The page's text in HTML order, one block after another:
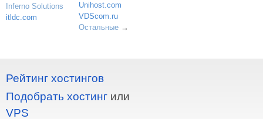
Inferno Solutions
itldc.com
Unihost.com
VDScom.ru
Остальные→
Рейтинг хостингов
Подобрать хостинг или
VPS